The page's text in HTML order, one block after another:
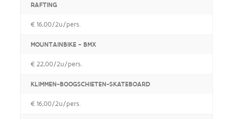
RAFTING
€ 16,00/2u/pers.
MOUNTAINBIKE - BMX
€ 22,00/2u/pers.
KLIMMEN-BOOGSCHIETEN-SKATEBOARD
€ 16,00/2u/pers.